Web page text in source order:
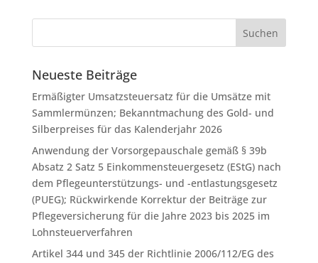
Neueste Beiträge
Ermäßigter Umsatzsteuersatz für die Umsätze mit
Sammlermünzen; Bekanntmachung des Gold- und
Silberpreises für das Kalenderjahr 2026
Anwendung der Vorsorgepauschale gemäß § 39b
Absatz 2 Satz 5 Einkommensteuergesetz (EStG) nach
dem Pflegeunterstützungs- und -entlastungsgesetz
(PUEG); Rückwirkende Korrektur der Beiträge zur
Pflegeversicherung für die Jahre 2023 bis 2025 im
Lohnsteuerverfahren
Artikel 344 und 345 der Richtlinie 2006/112/EG des